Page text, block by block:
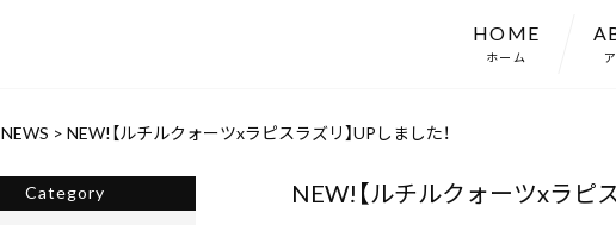
HOME
ホーム
NEWS > NEW!【ルチルクォーツxラピスラズリ】UPしました！
NEW!【ルチルクォーツxラピ
Category